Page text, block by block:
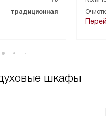
поддержания тепла. Это
но еще не время подавать
традиционная
шкафы